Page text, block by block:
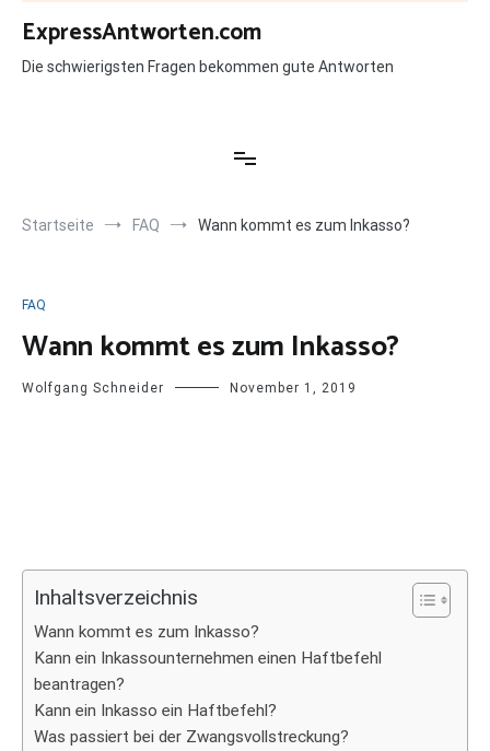
Zum
Inhalt
springen
ExpressAntworten.com
Die schwierigsten Fragen bekommen gute Antworten
Startseite FAQ Wann kommt es zum Inkasso?
FAQ
Wann kommt es zum Inkasso?
Wolfgang Schneider November 1, 2019
Inhaltsverzeichnis
Wann kommt es zum Inkasso?
Kann ein Inkassounternehmen einen Haftbefehl
beantragen?
Kann ein Inkasso ein Haftbefehl?
Was passiert bei der Zwangsvollstreckung?